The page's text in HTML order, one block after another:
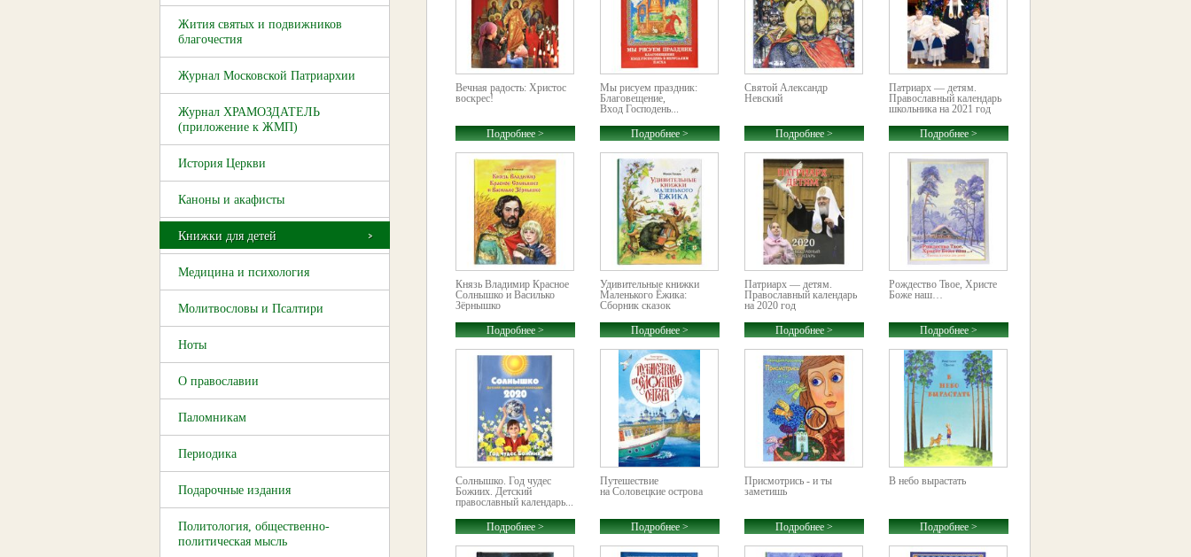
Жития святых и подвижников
благочестия
Журнал Московской Патриархии
Журнал ХРАМОЗДАТЕЛЬ
(приложение к ЖМП)
История Церкви
Каноны и акафисты
Книжки для детей
Медицина и психология
Молитвословы и Псалтири
Ноты
О православии
Паломникам
Периодика
Подарочные издания
Политология, общественно-
политическая мысль
Вечная радость: Христос
воскрес!
Подробнее >
Мы рисуем праздник:
Благовещение,
Вход Господень...
Подробнее >
Святой Александр
Невский
Подробнее >
Патриарх — детям.
Православный календарь
школьника на 2021 год
Подробнее >
Князь Владимир Красное
Солнышко и Василько
Зёрнышко
Подробнее >
Удивительные книжки
Маленького Ёжика:
Сборник сказок
Подробнее >
Патриарх — детям.
Православный календарь
на 2020 год
Подробнее >
Рождество Твое, Христе
Боже наш…
Подробнее >
Солнышко. Год чудес
Божиих. Детский
православный календарь...
Подробнее >
Путешествие
на Соловецкие острова
Подробнее >
Присмотрись - и ты
заметишь
Подробнее >
В небо вырастать
Подробнее >